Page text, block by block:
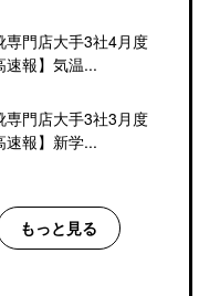
専門店大手3社4月度
速報】気温...
専門店大手3社3月度
速報】新学...
もっと見る